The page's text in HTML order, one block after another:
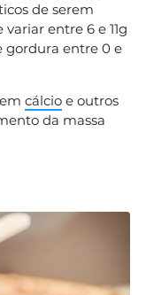
de serem
entre 6 e 11g
gordura entre 0 e
cálcio e outros
da massa